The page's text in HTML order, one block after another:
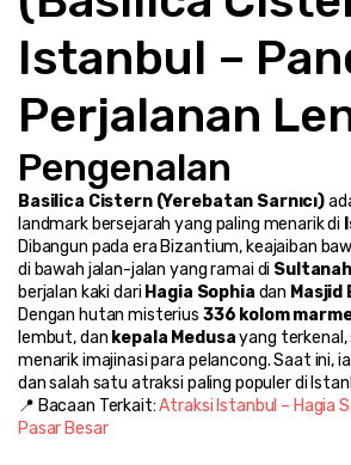
Istanbul –
Perjalanan
Pengenalan
Basilica Cistern (Yerebatan Sarnıcı)
landmark bersejarah yang paling menarik di
Dibangun pada era Bizantium, keajaiban
di bawah jalan-jalan yang ramai di
berjalan kaki dari Hagia Sophia dan Masjid
Dengan hutan misterius 336 kolom
lembut, dan kepala Medusa yang terkenal,
menarik imajinasi para pelancong. Saat ini,
dan salah satu atraksi paling populer di
📍 Bacaan Terkait: Atraksi Istanbul – Hagia
Pasar Besar